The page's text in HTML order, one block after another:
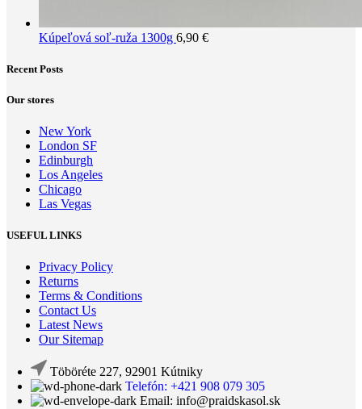
Kúpeľová soľ-ruža 1300g 6,90 €
Recent Posts
Our stores
New York
London SF
Edinburgh
Los Angeles
Chicago
Las Vegas
USEFUL LINKS
Privacy Policy
Returns
Terms & Conditions
Contact Us
Latest News
Our Sitemap
Töböréte 227, 92901 Kútniky
Telefón: +421 908 079 305
Email: info@praidskasol.sk